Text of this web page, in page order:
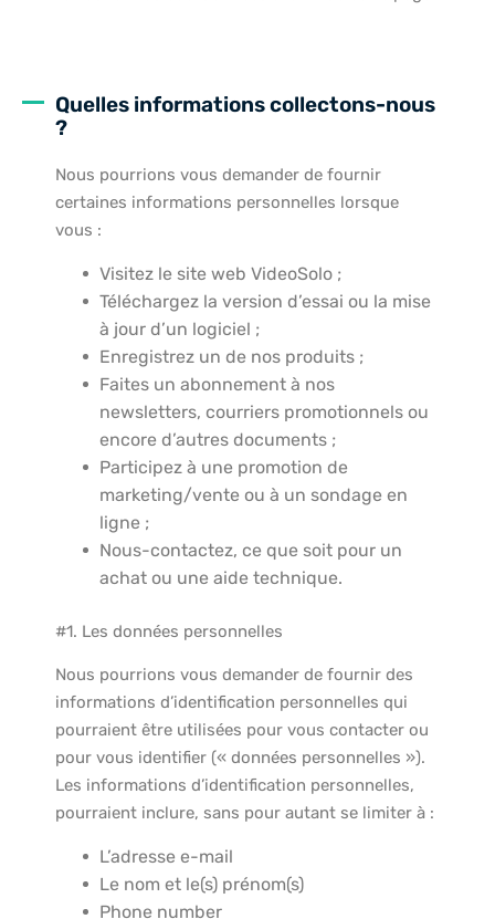
Quelles informations collectons-nous
?
Nous pourrions vous demander de fournir
certaines informations personnelles lorsque
vous :
Visitez le site web VideoSolo ;
Téléchargez la version d’essai ou la mise
à jour d’un logiciel ;
Enregistrez un de nos produits ;
Faites un abonnement à nos
newsletters, courriers promotionnels ou
encore d’autres documents ;
Participez à une promotion de
marketing/vente ou à un sondage en
ligne ;
Nous-contactez, ce que soit pour un
achat ou une aide technique.
#1. Les données personnelles
Nous pourrions vous demander de fournir des
informations d’identification personnelles qui
pourraient être utilisées pour vous contacter ou
pour vous identifier (« données personnelles »).
Les informations d’identification personnelles,
pourraient inclure, sans pour autant se limiter à :
L’adresse e-mail
Le nom et le(s) prénom(s)
Phone number